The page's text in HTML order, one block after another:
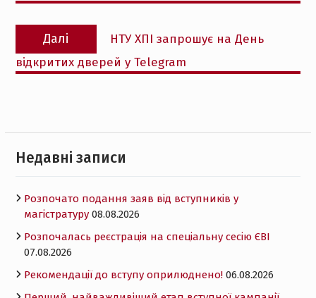
Далі
Наступний
запис:
НТУ ХПІ запрошує на День
відкритих дверей у Telegram
Недавні записи
Розпочато подання заяв від вступників у
магістратуру 08.08.2026
Розпочалась реєстрація на спеціальну сесію ЄВІ
07.08.2026
Рекомендації до вступу оприлюднено! 06.08.2026